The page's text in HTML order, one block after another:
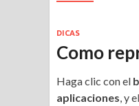
DICAS
Como
Haga clic con el
aplicaciones, y